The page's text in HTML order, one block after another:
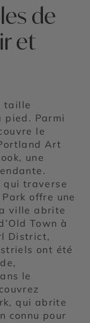
de
et
taille
pied. Parmi
le
Art
une
traverse
offre une
ville abrite
Town à
District,
ont été
le
qui abrite
connu pour